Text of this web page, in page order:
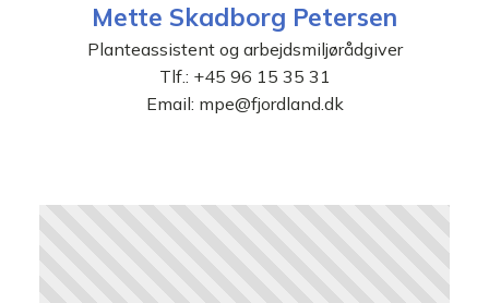
Mette Skadborg Petersen
Planteassistent og arbejdsmiljørådgiver
Tlf.: +45 96 15 35 31
Email: mpe@fjordland.dk